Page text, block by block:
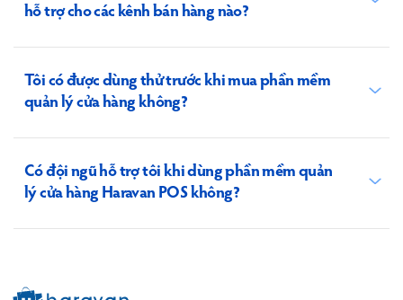
hỗ trợ cho các kênh bán hàng nào?
Tôi có được dùng thử trước khi mua phần mềm
quản lý cửa hàng không?
Có đội ngũ hỗ trợ tôi khi dùng phần mềm quản
lý cửa hàng Haravan POS không?